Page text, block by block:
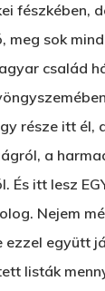
fészkében,
meg sok
család
része itt él,
a
És itt lesz
Nejem
ezzel együtt
listák